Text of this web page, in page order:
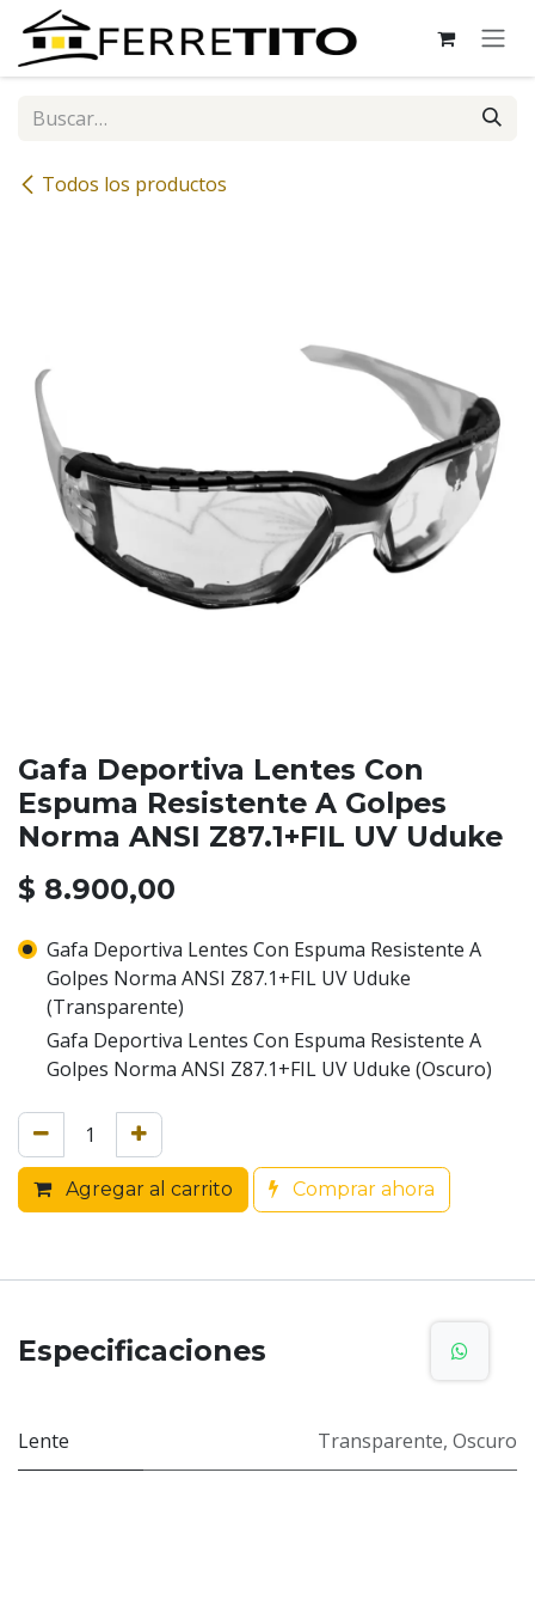
Ir al contenido
Todos los productos
Gafa Deportiva Lentes Con
Espuma Resistente A Golpes
Norma ANSI Z87.1+FIL UV Uduke
$ 8.900,00
Gafa Deportiva Lentes Con Espuma Resistente A
Golpes Norma ANSI Z87.1+FIL UV Uduke
(Transparente)
Gafa Deportiva Lentes Con Espuma Resistente A
Golpes Norma ANSI Z87.1+FIL UV Uduke (Oscuro)
Agregar al carrito Comprar ahora
Especificaciones
Lente Transparente, Oscuro